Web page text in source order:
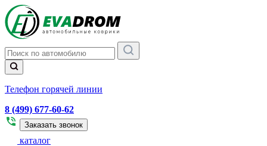
Телефон горячей линии
8 (499) 677-60-62
Заказать звонок
каталог